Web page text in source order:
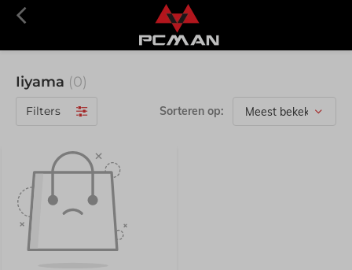
Iiyama (0)
Filters Sorteren op: